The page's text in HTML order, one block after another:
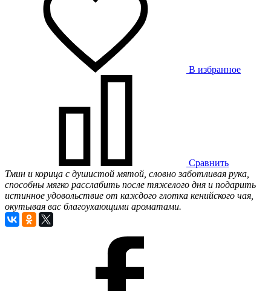
В избранное
Сравнить
Тмин и корица с душистой мятой, словно заботливая рука,
способны мягко расслабить после тяжелого дня и подарить
истинное удовольствие от каждого глотка кенийского чая,
окутывая вас благоухающими ароматами.